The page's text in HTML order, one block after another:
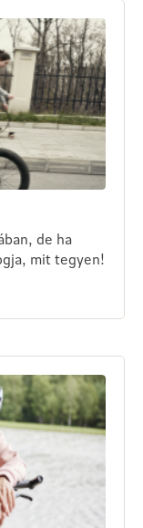
de ha
mit tegyen!